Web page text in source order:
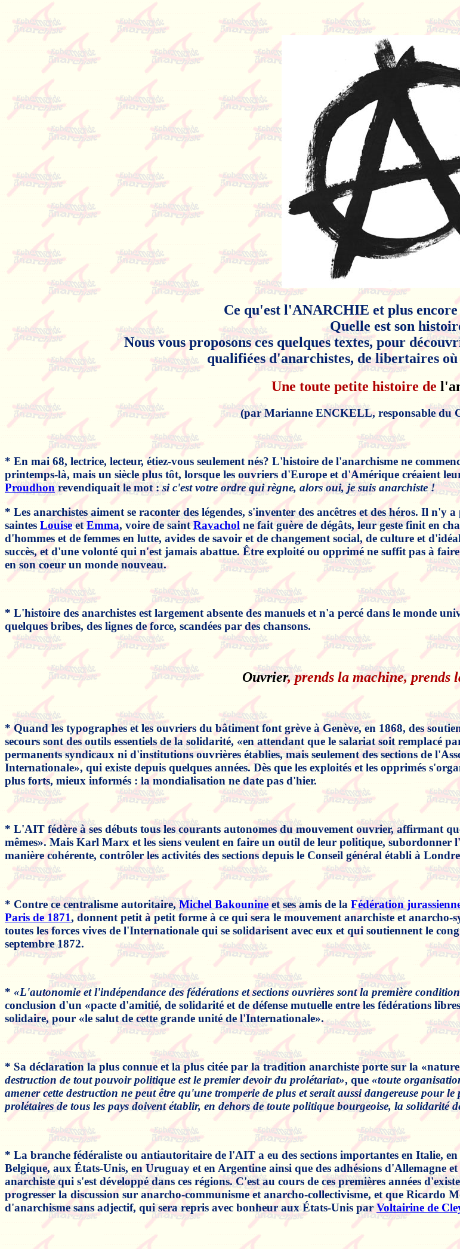
Ce qu'est l'ANARCHIE et plus
Quelle est son
Nous vous proposons ces quelques textes, pour
qualifiées d'anarchistes, de libertaires
Une toute petite histoire de
(par Marianne ENCKELL, responsable du
* En mai 68, lectrice, lecteur, étiez-vous seulement nés? L'histoire de l'anarchisme ne
printemps-là, mais un siècle plus tôt, lorsque les ouvriers d'Europe et d'Amérique créaient
Proudhonrevendiquait le mot :si c'est votre ordre qui règne, alors oui, je suis anarchiste !
* Les anarchistes aiment se raconter des légendes, s'inventer des ancêtres et des héros. Il n'y
saintes LouiseetEmma, voire de saintRavachol ne fait guère de dégâts, leur geste finit en
d'hommes et de femmes en lutte, avides de savoir et de changement social, de culture et
succès, et d'une volonté qui n'est jamais abattue. Être exploité ou opprimé ne suffit pas à
en son coeur un monde nouveau.
* L'histoire des anarchistes est largement absente des manuels et n'a percé dans le monde
quelques bribes, des lignes de force, scandées par des chansons.
Ouvrier, prends la machine, prends
* Quand les typographes et les ouvriers du bâtiment font grève à Genève, en 1868, des
secours sont des outils essentiels de la solidarité, «en attendant que le salariat soit remplacé
permanents syndicaux ni d'institutions ouvrières établies, mais seulement des sections de
Internationale», qui existe depuis quelques années. Dès que les exploités et les opprimés
plus forts, mieux informés : la mondialisation ne date pas d'hier.
* L'AIT fédère à ses débuts tous les courants autonomes du mouvement ouvrier, affirmant
mêmes». Mais Karl Marx et les siens veulent en faire un outil de leur politique,
manière cohérente, contrôler les activités des sections depuis le Conseil général établi à
* Contre ce centralisme autoritaire,Michel Bakounineet ses amis de la Fédération
Paris de 1871, donnent petit à petit forme à ce qui sera le mouvement anarchiste et anarcho-
toutes les forces vives de l'Internationale qui se solidarisent avec eux et qui soutiennent le
septembre 1872.
* «L'autonomie et l'indépendance des fédérations et sections ouvrières sont la première
conclusion d'un «pacte d'amitié, de solidarité et de défense mutuelle entre les fédérations
solidaire, pour «le salut de cette grande unité de l'Internationale».
* Sa déclaration la plus connue et la plus citée par la tradition anarchiste porte sur la
destruction de tout pouvoir politique est le premier devoir du prolétariat», que «toute
amener cette destruction ne peut être qu'une tromperie de plus et serait aussi dangereuse pour
prolétaires de tous les pays doivent établir, en dehors de toute politique bourgeoise, la solidarité
* La branche fédéraliste ou antiautoritaire de l'AIT a eu des sections importantes en Italie, en
Belgique, aux États-Unis, en Uruguay et en Argentine ainsi que des adhésions d'Allemagne
anarchiste qui s'est développé dans ces régions. C'est au cours de ces premières années
progresser la discussion sur anarcho-communisme et anarcho-collectivisme, et que Ricardo
d'anarchisme sans adjectif, qui sera repris avec bonheur aux États-Unis parVoltairine de